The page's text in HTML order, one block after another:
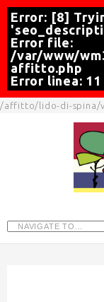
Error: [8]
Error file:
/var/www/
affitto.php
Error linea: 11
/affitto/lido-di-spina/